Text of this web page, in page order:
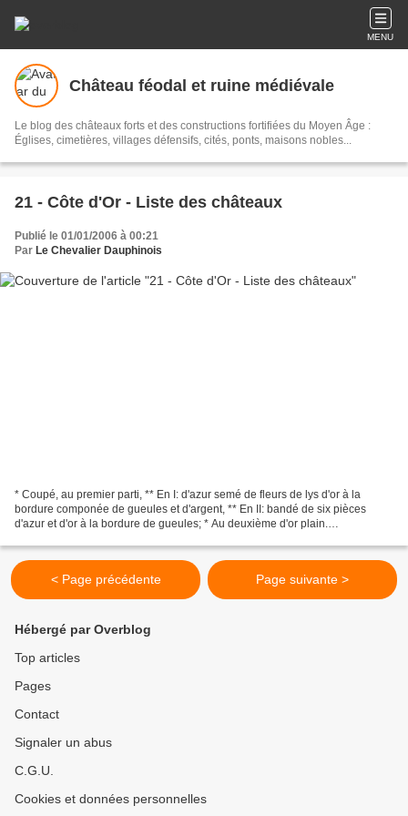
MENU
Château féodal et ruine médiévale
Le blog des châteaux forts et des constructions fortifiées du Moyen Âge :
Églises, cimetières, villages défensifs, cités, ponts, maisons nobles...
21 - Côte d'Or - Liste des châteaux
Publié le 01/01/2006 à 00:21
Par Le Chevalier Dauphinois
* Coupé, au premier parti, ** En I: d'azur semé de fleurs de lys d'or à la
bordure componée de gueules et d'argent, ** En II: bandé de six pièces
d'azur et d'or à la bordure de gueules; * Au deuxième d'or plain.
< Page précédente Page suivante >
Hébergé par Overblog
Top articles
Pages
Contact
Signaler un abus
C.G.U.
Cookies et données personnelles